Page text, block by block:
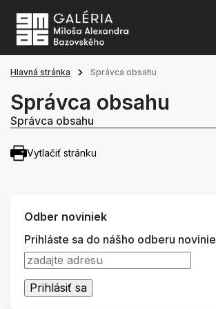
Hlavná stránka Správca obsahu
Správca obsahu
Správca obsahu
Vytlačiť stránku
Odber noviniek
Prihláste sa do nášho odberu